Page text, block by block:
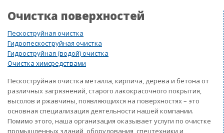
Очистка поверхностей
Пескоструйная очистка
Гидропескоструйная очистка
Гидроструйная (водой) очистка
Очистка химсредствами
Пескоструйная очистка металла, кирпича, дерева и бетона от
различных загрязнений, старого лакокрасочного покрытия,
высолов и ржавчины, появляющихся на поверхностях – это
основная специализация деятельности нашей компании.
Помимо этого, наша организация оказывает услуги по очистке
промышленных зданий, оборудования, спецтехники и